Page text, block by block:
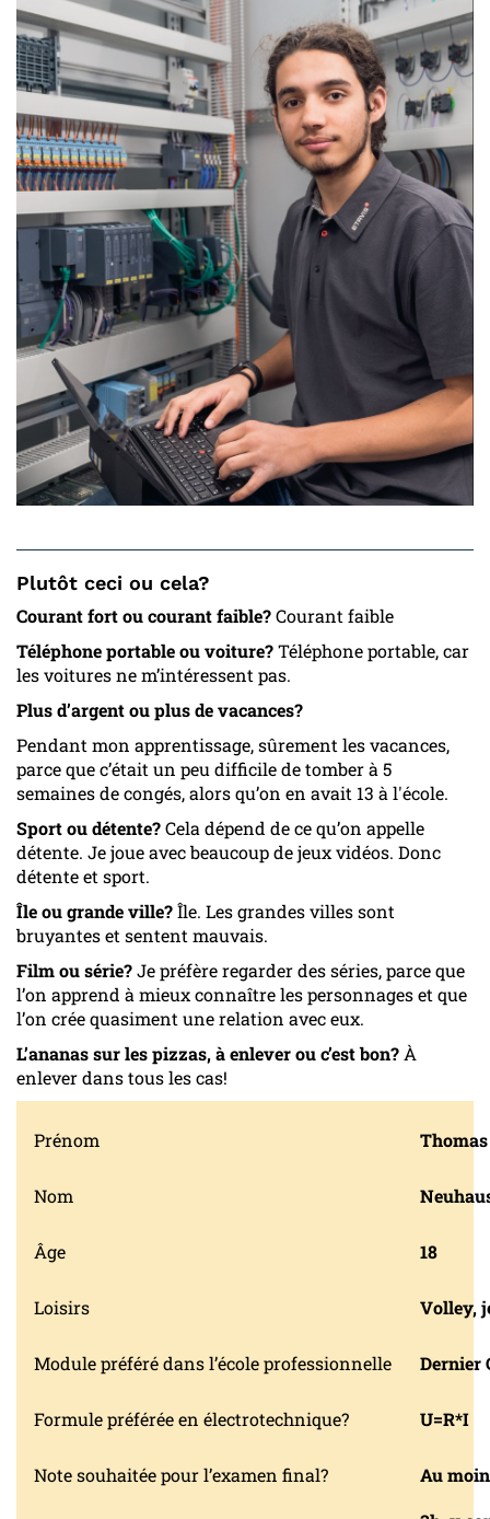
Plutôt ceci ou cela?
Courant fort ou courant faible?Courant faible
Téléphone portable ou voiture?Téléphone portable, car
les voitures ne m’intéressent pas.
Plus d’argent ou plus de vacances?
Pendant mon apprentissage, sûrement les vacances,
parce que c’était un peu difficile de tomber à 5
semaines de congés, alors qu’on en avait 13 à l'école.
Sport ou détente?Cela dépend de ce qu’on appelle
détente. Je joue avec beaucoup de jeux vidéos. Donc
détente et sport.
Île ou grande ville?Île. Les grandes villes sont
bruyantes et sentent mauvais.
Film ou série?Je préfère regarder des séries, parce que
l’on apprend à mieux connaître les personnages et que
l’on crée quasiment une relation avec eux.
L’ananas sur les pizzas, à enlever ou c’est bon? À
enlever dans tous les cas!
Prénom Thomas
Nom
Âge 18
Loisirs Volley,
Module préféré dans l’école professionnelle Dernier
Formule préférée en électrotechnique? U=R*I
Note souhaitée pour l’examen final?
Au